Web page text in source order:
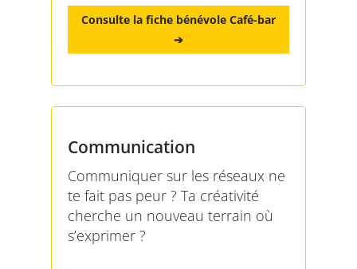
Consulte la fiche bénévole Café-bar
➔
Communication
Communiquer sur les réseaux ne
te fait pas peur ? Ta créativité
cherche un nouveau terrain où
s’exprimer ?